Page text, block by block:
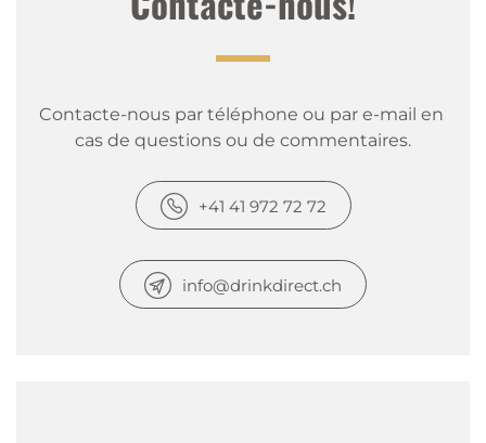
Contacte-nous par téléphone ou par e-mail en
cas de questions ou de commentaires.
+41 41 972 72 72
info@drinkdirect.ch